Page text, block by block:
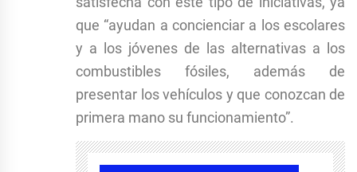
que “ayudan a concienciar a los escolares
y a los jóvenes de las alternativas a los
combustibles fósiles, además de
presentar los vehículos y que conozcan de
primera mano su funcionamiento”.